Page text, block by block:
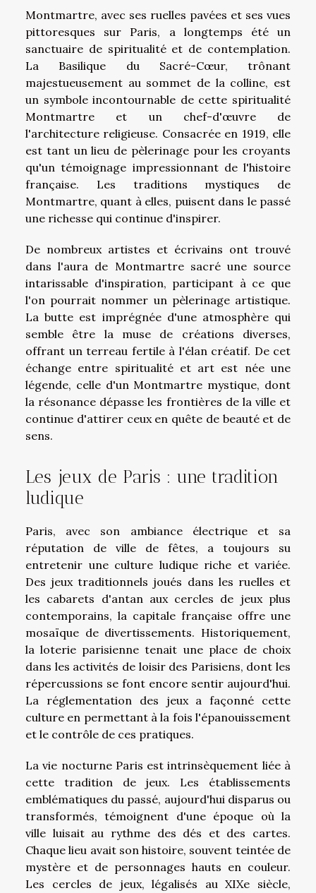
Montmartre, avec ses ruelles pavées et ses vues
pittoresques sur Paris, a longtemps été un
sanctuaire de spiritualité et de contemplation.
La Basilique du Sacré-Cœur, trônant
majestueusement au sommet de la colline, est
un symbole incontournable de cette spiritualité
Montmartre et un chef-d'œuvre de
l'architecture religieuse. Consacrée en 1919, elle
est tant un lieu de pèlerinage pour les croyants
qu'un témoignage impressionnant de l'histoire
française. Les traditions mystiques de
Montmartre, quant à elles, puisent dans le passé
une richesse qui continue d'inspirer.
De nombreux artistes et écrivains ont trouvé
dans l'aura de Montmartre sacré une source
intarissable d'inspiration, participant à ce que
l'on pourrait nommer un pèlerinage artistique.
La butte est imprégnée d'une atmosphère qui
semble être la muse de créations diverses,
offrant un terreau fertile à l'élan créatif. De cet
échange entre spiritualité et art est née une
légende, celle d'un Montmartre mystique, dont
la résonance dépasse les frontières de la ville et
continue d'attirer ceux en quête de beauté et de
sens.
Les jeux de Paris : une tradition
ludique
Paris, avec son ambiance électrique et sa
réputation de ville de fêtes, a toujours su
entretenir une culture ludique riche et variée.
Des jeux traditionnels joués dans les ruelles et
les cabarets d'antan aux cercles de jeux plus
contemporains, la capitale française offre une
mosaïque de divertissements. Historiquement,
la loterie parisienne tenait une place de choix
dans les activités de loisir des Parisiens, dont les
répercussions se font encore sentir aujourd'hui.
La réglementation des jeux a façonné cette
culture en permettant à la fois l'épanouissement
et le contrôle de ces pratiques.
La vie nocturne Paris est intrinsèquement liée à
cette tradition de jeux. Les établissements
emblématiques du passé, aujourd'hui disparus ou
transformés, témoignent d'une époque où la
ville luisait au rythme des dés et des cartes.
Chaque lieu avait son histoire, souvent teintée de
mystère et de personnages hauts en couleur.
Les cercles de jeux, légalisés au XIXe siècle,